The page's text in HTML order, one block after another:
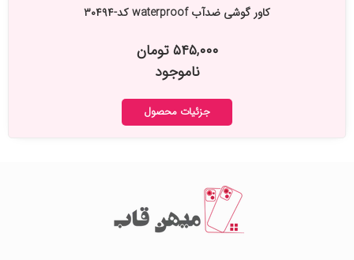
کاور گوشی ضدآب waterproof کد-۳۰۴۹۴
۵۴۵,۰۰۰ تومان
ناموجود
جزئیات محصول